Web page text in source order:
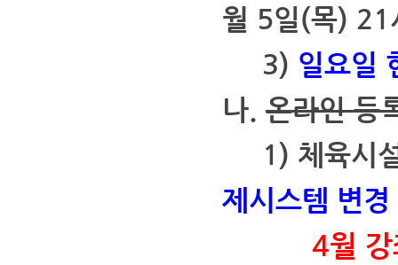
월 5일(목) 21
3) 일요일
나. 온라인 등
1) 체육시설
제시스템 변
4월